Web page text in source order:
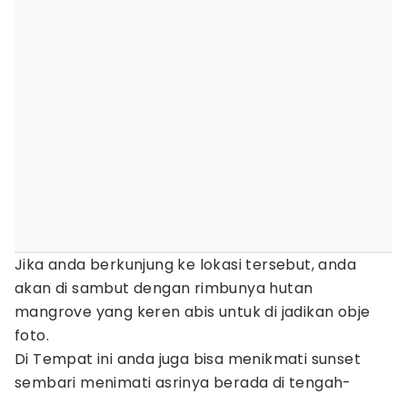
Jika anda berkunjung ke lokasi tersebut, anda
akan di sambut dengan rimbunya hutan
mangrove yang keren abis untuk di jadikan obje
foto.
Di Tempat ini anda juga bisa menikmati sunset
sembari menimati asrinya berada di tengah-